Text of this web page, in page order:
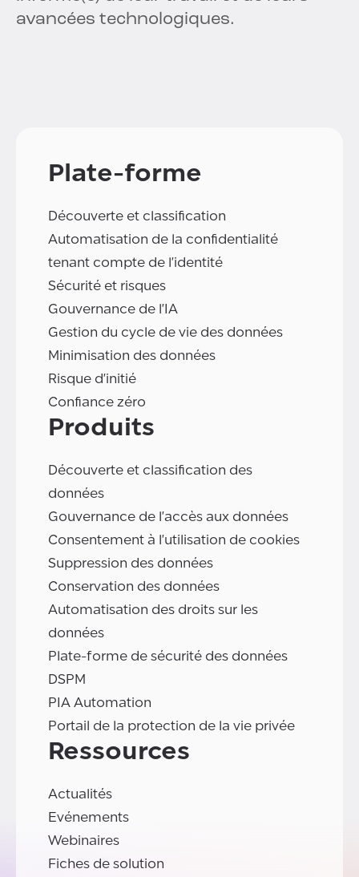
avancées technologiques.
Plate-forme
Découverte et classification
Automatisation de la confidentialité
tenant compte de l'identité
Sécurité et risques
Gouvernance de l'IA
Gestion du cycle de vie des données
Minimisation des données
Risque d'initié
Confiance zéro
Produits
Découverte et classification des
données
Gouvernance de l'accès aux données
Consentement à l'utilisation de cookies
Suppression des données
Conservation des données
Automatisation des droits sur les
données
Plate-forme de sécurité des données
DSPM
PIA Automation
Portail de la protection de la vie privée
Ressources
Actualités
Evénements
Webinaires
Fiches de solution